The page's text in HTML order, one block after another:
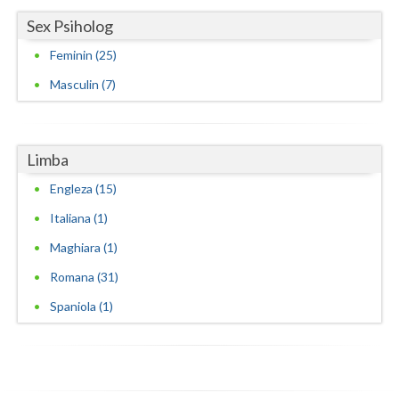
Psihoterapie psihanalitica (1)
Sex Psiholog
Feminin (25)
Masculin (7)
Limba
Engleza (15)
Italiana (1)
Maghiara (1)
Romana (31)
Spaniola (1)